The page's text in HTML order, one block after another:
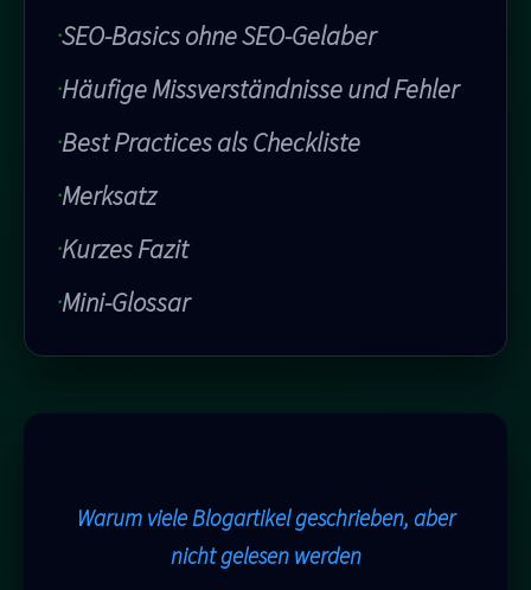
SEO-Basics ohne SEO-Gelaber
Häufige Missverständnisse und Fehler
Best Practices als Checkliste
Merksatz
Kurzes Fazit
Mini-Glossar
Warum viele Blogartikel geschrieben, aber
nicht gelesen werden